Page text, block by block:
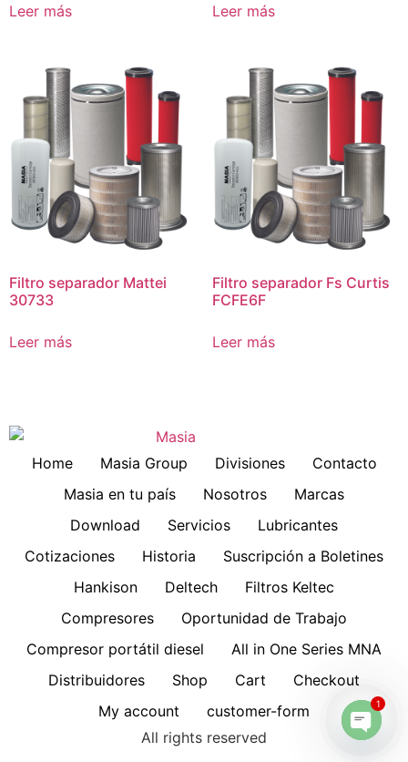
Leer más Leer más
Filtro separador Mattei
30733
Leer más
Filtro separador Fs Curtis
FCFE6F
Leer más
Home Masia Group Divisiones
Contacto
Masia en tu país
Nosotros
Marcas
Download
Servicios
Lubricantes
Cotizaciones
Historia
Suscripción a Boletines
Hankison
Deltech
Filtros Keltec
Compresores
Oportunidad de Trabajo
Compresor portátil diesel
All in One Series MNA
Distribuidores
Shop Cart
Checkout
My account
customer-form
All rights reserved
1